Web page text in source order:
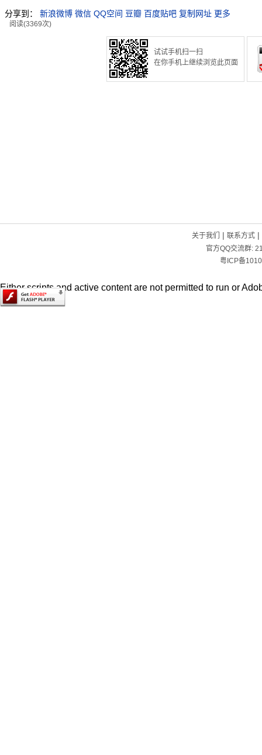
分享到： 新浪微博 微信 QQ空间 豆瓣 百度贴吧 复制网址 更多
阅读(3369次)
试试手机扫一扫
在你手机上继续浏览此页面
关于我们 | 联系方式|
官方QQ交流群:
粤ICP备
Either scripts and active content are not permitted to run or